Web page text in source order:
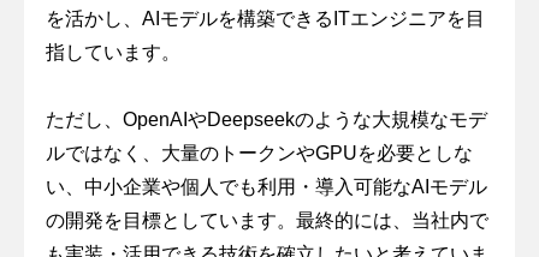
を活かし、AIモデルを構築できるITエンジニアを目
指しています。
ただし、OpenAIやDeepseekのような大規模なモデ
ルではなく、大量のトークンやGPUを必要としな
い、中小企業や個人でも利用・導入可能なAIモデル
の開発を目標としています。最終的には、当社内で